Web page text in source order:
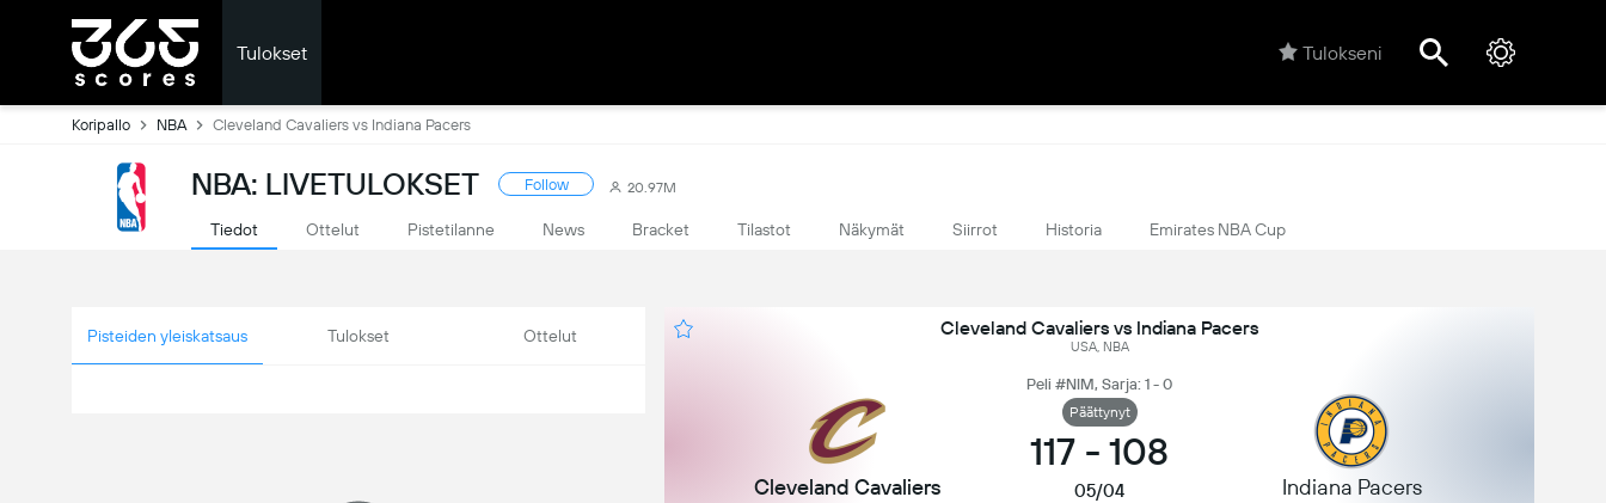
Tulokset Tulokseni
Koripallo NBA Cleveland Cavaliers vs Indiana Pacers
NBA: LIVETULOKSET Follow 20.97M
Tiedot Ottelut Pistetilanne News Bracket Tilastot Näkymät Siirrot Historia Emirates NBA Cup
Pisteiden yleiskatsaus Tulokset Ottelut Cleveland Cavaliers vs Indiana Pacers
USA, NBA
Peli #NIM, Sarja: 1 - 0
Cleveland Cavaliers
Päättynyt
117 - 108
05/04 Indiana Pacers